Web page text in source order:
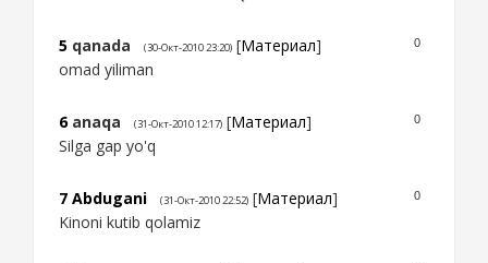
0
5 qanada (30-Окт-2010 23:20) [Материал]
omad yiliman
0
6 anaqa (31-Окт-2010 12:17) [Материал]
Silga gap yo'q
0
7 Abdugani (31-Окт-2010 22:52) [Материал]
Kinoni kutib qolamiz